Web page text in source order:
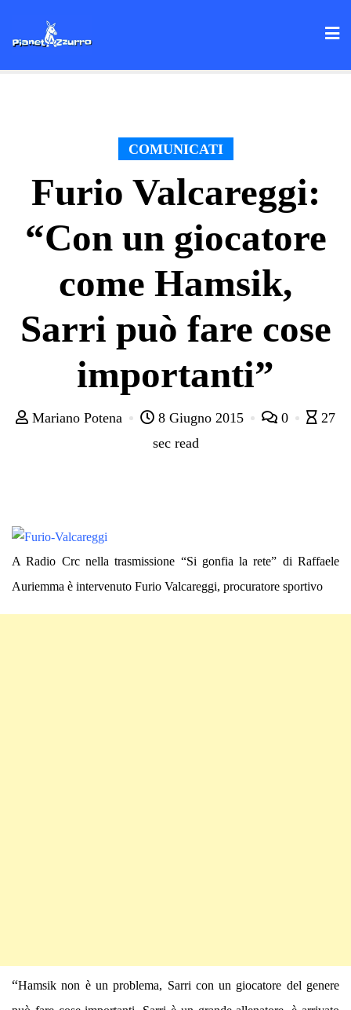
COMUNICATI
Furio Valcareggi:
“Con un giocatore
come Hamsik,
Sarri può fare cose
importanti”
Mariano Potena 8 Giugno 2015 0
27
sec read
A Radio Crc nella trasmissione “Si gonfia la rete” di Raffaele
Auriemma è intervenuto Furio Valcareggi, procuratore sportivo
“Hamsik non è un problema, Sarri con un giocatore del genere